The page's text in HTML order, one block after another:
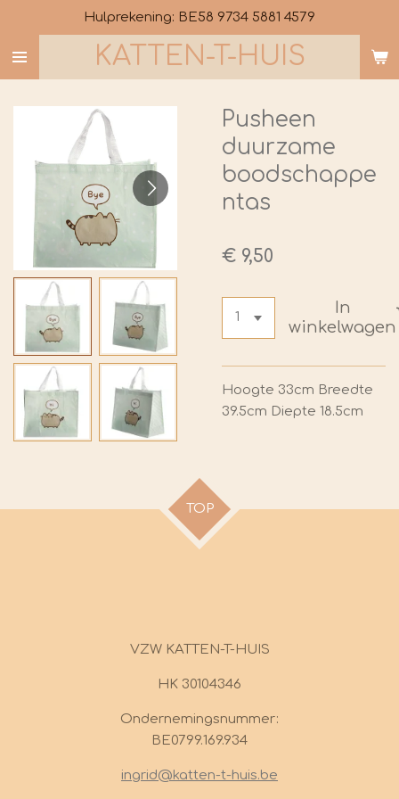
direct
naar
de
hoofdinhoud
KATTEN-T-HUIS
Hulprekening: BE58 9734 5881 4579
Pusheen
duurzame
boodschappe
ntas
€ 9,50
In
winkelwagen
Hoogte 33cm Breedte
39.5cm Diepte 18.5cm
TOP
VZW KATTEN-T-HUIS
HK 30104346
Ondernemingsnummer:
BE0799.169.934
ingrid@katten-t-huis.be